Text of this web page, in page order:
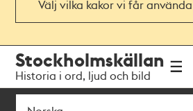
Välj vilka kakor vi får använda
navigationen
huvudinnehållet
Stockholmskällan
Historia i ord, ljud och bild
Sök